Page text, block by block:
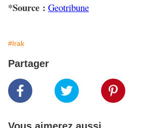
*Source : Geotribune
#Irak
Partager